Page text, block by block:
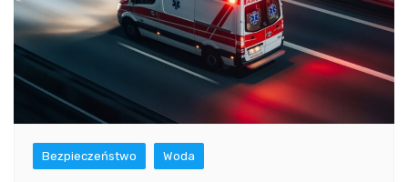
Bezpieczeństwo Woda